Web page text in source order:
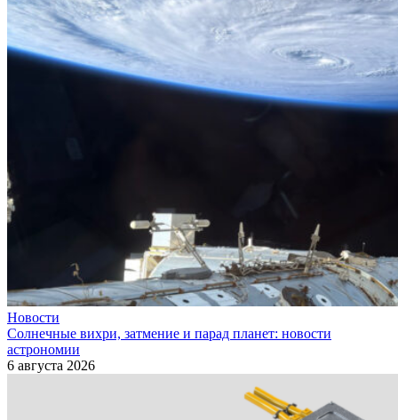
Новости
Солнечные вихри, затмение и парад планет: новости
астрономии
6 августа 2026